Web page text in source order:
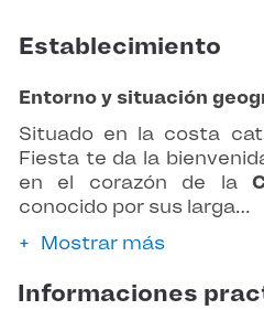
Establecimiento
Entorno y situación
Situado en la costa
Fiesta te da la
en el corazón de la
conocido por sus larga…
Mostrar más
Informaciones